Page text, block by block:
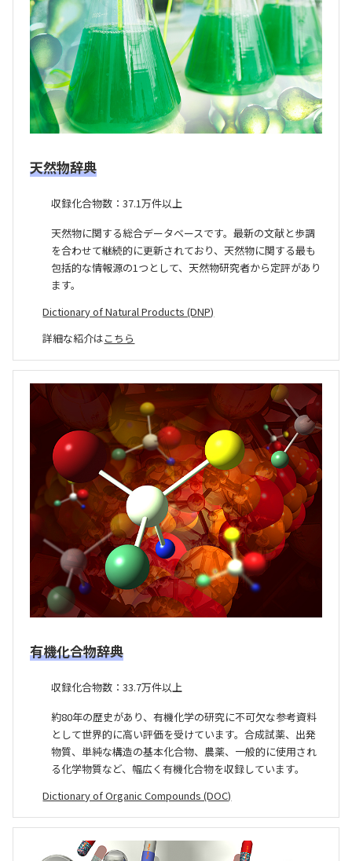
天然物辞典
収録化合物数：37.1万件以上
天然物に関する総合データベースです。最新の文献と歩調
を合わせて継続的に更新されており、天然物に関する最も
包括的な情報源の1つとして、天然物研究者から定評があり
ます。
Dictionary of Natural Products (DNP)
詳細な紹介はこちら
有機化合物辞典
収録化合物数：33.7万件以上
約80年の歴史があり、有機化学の研究に不可欠な参考資料
として世界的に高い評価を受けています。合成試薬、出発
物質、単純な構造の基本化合物、農薬、一般的に使用され
る化学物質など、幅広く有機化合物を収録しています。
Dictionary of Organic Compounds (DOC)